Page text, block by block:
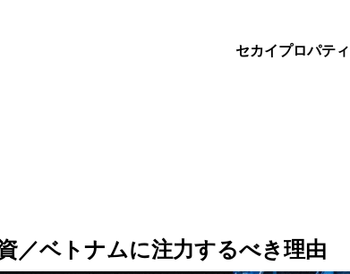
セカイプロパテ
／ベトナムに注力するべき理由